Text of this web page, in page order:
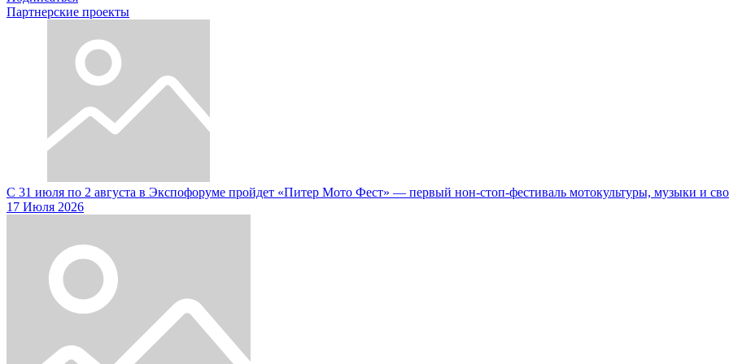
Партнерские проекты
С 31 июля по 2 августа в Экспофоруме пройдет «Питер Мото Фест» — первый нон-стоп-фестиваль мотокультуры, музыки и
17 Июля 2026